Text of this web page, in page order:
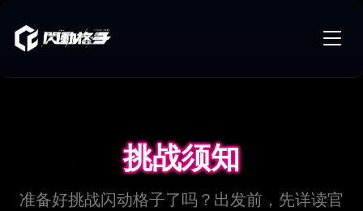
挑战须知
挑战须知
准备好挑战闪动格子了吗？出发前，先详读官